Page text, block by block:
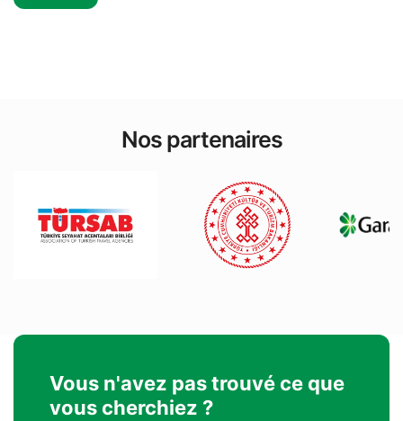
Nos partenaires
Vous n'avez pas trouvé ce que
vous cherchiez ?